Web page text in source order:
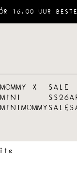
16:00 UUR
MOMMY X
MINI
MINIMOMMY
SALE
SS26
SALE